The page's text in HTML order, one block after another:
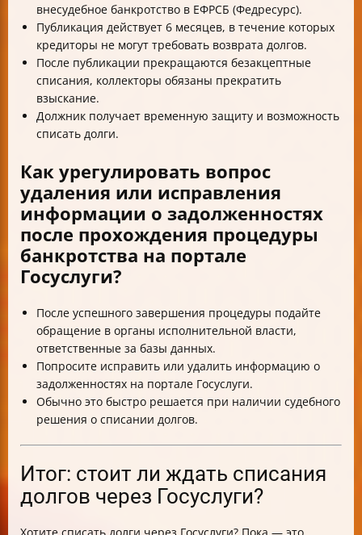
внесудебное банкротство в ЕФРСБ (Федресурс).
Публикация действует 6 месяцев, в течение которых
кредиторы не могут требовать возврата долгов.
После публикации прекращаются безакцептные
списания, коллекторы обязаны прекратить
взыскание.
Должник получает временную защиту и возможность
списать долги.
Как урегулировать вопрос
удаления или исправления
информации о задолженностях
после прохождения процедуры
банкротства на портале
Госуслуги?
После успешного завершения процедуры подайте
обращение в органы исполнительной власти,
ответственные за базы данных.
Попросите исправить или удалить информацию о
задолженностях на портале Госуслуги.
Обычно это быстро решается при наличии судебного
решения о списании долгов.
Итог: стоит ли ждать списания
долгов через Госуслуги?